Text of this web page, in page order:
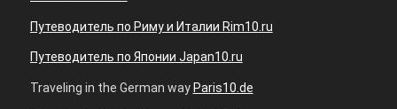
Путеводитель по Риму и Италии Rim10.ru
Путеводитель по Японии Japan10.ru
Traveling in the German way Paris10.de